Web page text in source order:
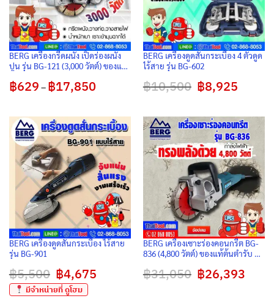
BERG เครื่องกรีดผนัง เปิดร่องผนัง
ปูน รุ่น BG-121 (3,000 วัตต์) ของแท้
สำหรับช่างมืออาชีพ
฿629 – ฿17,850Price
range:
฿17,850
BERG เครื่องดูดสั่นกระเบื้อง 4 ตัวดูด
ไร้สาย รุ่น BG-602
฿10,500 Original
price
฿8,925Current
price
BERG เครื่องดูดสั่นกระเบื้อง ไร้สาย
รุ่น BG-901
฿5,500 Original
price
was:
฿5,500.
฿4,675Current
price
มีจำหน่ายที่ ดูโฮม
BERG เครื่องเซาะร่องคอนกรีต BG-
836 (4,800 วัตต์) ของแท้ต้นตำรับ ตัด
อาชีพ
฿31,050 Original
price
฿26,393price